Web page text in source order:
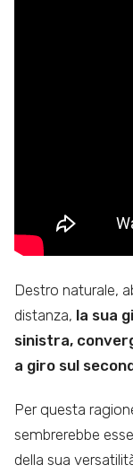
Destro naturale,
distanza, la sua
sinistra,
a giro sul
Per questa
sembrerebbe
della sua